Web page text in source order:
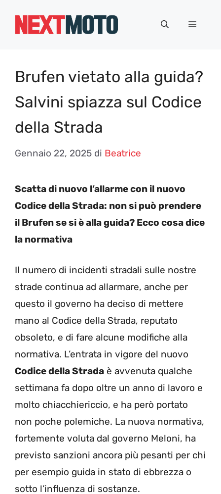
Menu
Brufen vietato alla guida?
Salvini spiazza sul Codice
della Strada
Gennaio 22, 2025 di Beatrice
Scatta di nuovo l’allarme con il nuovo
Codice della Strada: non si può prendere
il Brufen se si è alla guida? Ecco cosa dice
la normativa
Il numero di incidenti stradali sulle nostre
strade continua ad allarmare, anche per
questo il governo ha deciso di mettere
mano al Codice della Strada, reputato
obsoleto, e di fare alcune modifiche alla
normativa. L’entrata in vigore del nuovo
Codice della Strada è avvenuta qualche
settimana fa dopo oltre un anno di lavoro e
molto chiacchiericcio, e ha però portato
non poche polemiche. La nuova normativa,
fortemente voluta dal governo Meloni, ha
previsto sanzioni ancora più pesanti per chi
per esempio guida in stato di ebbrezza o
sotto l’influenza di sostanze.